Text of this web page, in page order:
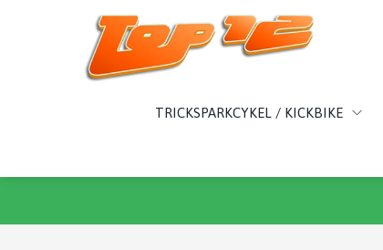
TRICKSPARKCYKEL / KICKBIKE